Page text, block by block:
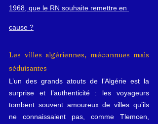
1968, que le RN souhaite remettre en
cause ?
Les villes algériennes, méconnues mais
séduisantes
L’un des grands atouts de l’Algérie est la
surprise et l’authenticité : les voyageurs
tombent souvent amoureux de villes qu’ils
ne connaissaient pas, comme Tlemcen,